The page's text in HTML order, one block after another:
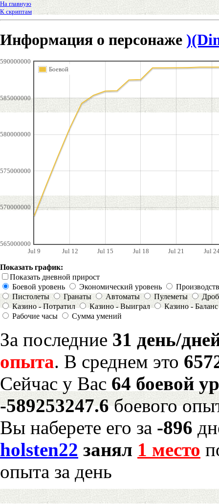
На главную
К скриптам
Информация о персонаже
Jul 9 Jul 12 Jul 15 Jul 18 Jul 21 Jul
565000000
570000000
575000000
580000000
585000000
590000000
Боевой
Показать график:
Показать дневной прирост
Боевой уровень
Экономический уровень
Пистолеты
Гранаты Автоматы Пулеметы
Казино - Потратил
Казино - Выиграл
Казино - Баланс
Рабочие часы
Сумма умений
За последние 31 день/
опыта. В среднем это
Сейчас у Вас 64 боевой
-589253247.6боевого
Вы наберете его за -896
holsten22 занял 1 место
опыта за день